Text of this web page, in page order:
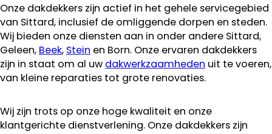
Onze dakdekkers zijn actief in het gehele servicegebied
van Sittard, inclusief de omliggende dorpen en steden.
Wij bieden onze diensten aan in onder andere Sittard,
Geleen, Beek, Stein en Born. Onze ervaren dakdekkers
zijn in staat om al uw dakwerkzaamheden uit te voeren,
van kleine reparaties tot grote renovaties.
Wij zijn trots op onze hoge kwaliteit en onze
klantgerichte dienstverlening. Onze dakdekkers zijn